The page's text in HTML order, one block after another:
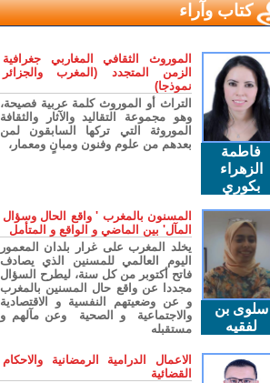
كتاب وآراء
فاطمة
الزهراء
بكوري
الموروث الثقافي المغاربي جغرافية
الزمن المتجدد (المغرب والجزائر
نموذجا)
التراث أو الموروث كلمة عربية فصيحة،
وهو مجموعة التقاليد والآثار والثقافة
الموروثة التي تركها السابقون لمن
بعدهم من علوم وفنون ومبانٍ ومعمار،
سلوى بن
لفقيه
المسنون بالمغرب ' واقع الحال وسؤال
المآل' بين الماضي و الواقع و المتأمل
يخلد المغرب على غرار بلدان المعمور
اليوم العالمي للمسنين الذي يصادف
فاتح أكتوبر من كل سنة، ليطرح السؤال
مجددا عن واقع حال المسنين بالمغرب
و عن وضعيتهم النفسية و الاقتصادية
والاجتماعية و الصحية وعن مآلهم و
مستقبله
الاعمال الدرامية الرمضانية والاحكام
القضائية